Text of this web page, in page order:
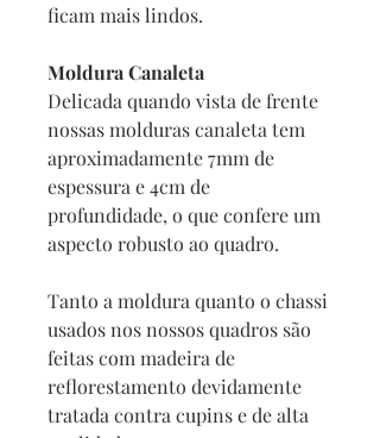
ficam mais lindos.
Moldura Canaleta
Delicada quando vista de frente
nossas molduras canaleta tem
aproximadamente 7mm de
espessura e 4cm de
profundidade, o que confere um
aspecto robusto ao quadro.
Tanto a moldura quanto o chassi
usados nos nossos quadros são
feitas com madeira de
reflorestamento devidamente
tratada contra cupins e de alta